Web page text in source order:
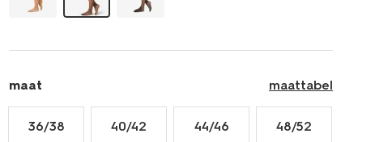
maat maattabel
36/38 40/42 44/46 48/52